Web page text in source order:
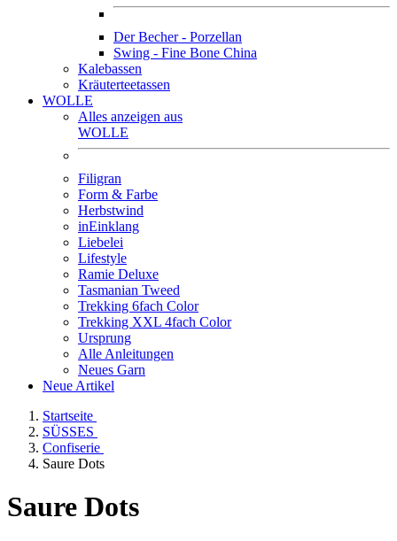
Der Becher - Porzellan
Swing - Fine Bone China
Kalebassen
Kräuterteetassen
WOLLE
Alles anzeigen aus
WOLLE
Filigran
Form & Farbe
Herbstwind
inEinklang
Liebelei
Lifestyle
Ramie Deluxe
Tasmanian Tweed
Trekking 6fach Color
Trekking XXL 4fach Color
Ursprung
Alle Anleitungen
Neues Garn
Neue Artikel
Startseite
SÜSSES
Confiserie
Saure Dots
Saure Dots